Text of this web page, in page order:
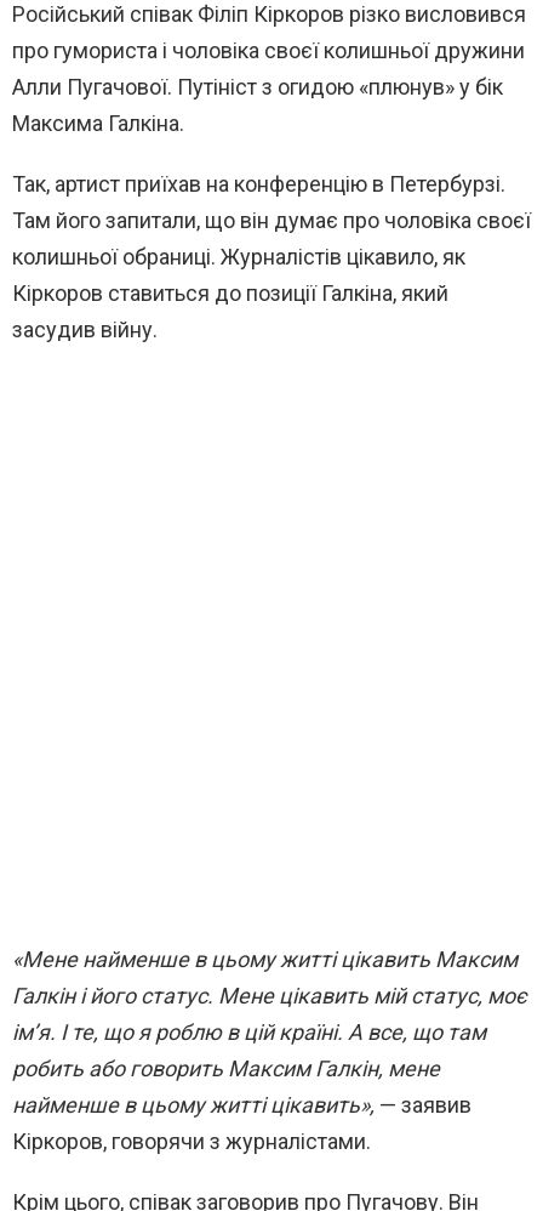
Російський співак Філіп Кіркоров різко висловився
про гумориста і чоловіка своєї колишньої дружини
Алли Пугачової. Путініст з огидою «плюнув» у бік
Максима Галкіна.
Так, артист приїхав на конференцію в Петербурзі.
Там його запитали, що він думає про чоловіка своєї
колишньої обраниці. Журналістів цікавило, як
Кіркоров ставиться до позиції Галкіна, який
засудив війну.
«Мене найменше в цьому житті цікавить Максим
Галкін і його статус. Мене цікавить мій статус, моє
ім’я. І те, що я роблю в цій країні. А все, що там
робить або говорить Максим Галкін, мене
найменше в цьому житті цікавить», — заявив
Кіркоров, говорячи з журналістами.
Крім цього, співак заговорив про Пугачову. Він